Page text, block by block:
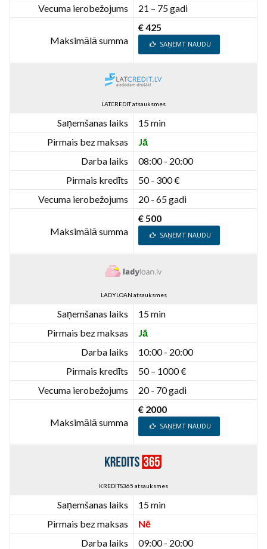
Vecuma ierobežojums
21 – 75 gadi
Maksimālā summa
€ 425
SAŅEMT NAUDU
LATCREDIT atsauksmes
Saņemšanas laiks
15 min
Pirmais bez maksas
Jā
Darba laiks
08:00 - 20:00
Pirmais kredīts
50 - 300 €
Vecuma ierobežojums
20 - 65 gadi
Maksimālā summa
€ 500
SAŅEMT NAUDU
LADYLOAN atsauksmes
Saņemšanas laiks
15 min
Pirmais bez maksas
Jā
Darba laiks
10:00 - 20:00
Pirmais kredīts
50 – 1000 €
Vecuma ierobežojums
20 - 70 gadi
Maksimālā summa
€ 2000
SAŅEMT NAUDU
KREDITS365 atsauksmes
Saņemšanas laiks
15 min
Pirmais bez maksas
Nē
Darba laiks
09:00 - 20:00